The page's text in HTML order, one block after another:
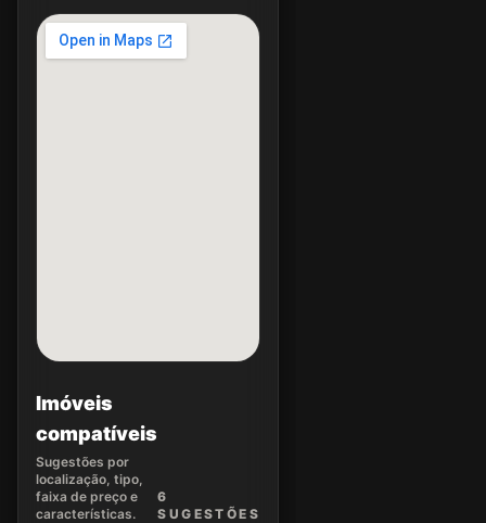
Imóveis
compatíveis
Sugestões por
localização, tipo,
faixa de preço e
características.
6
SUGEST ÕES